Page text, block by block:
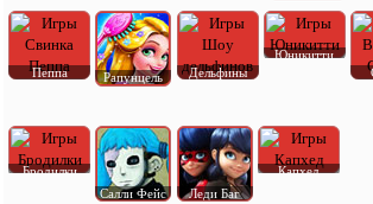
Пеппа Рапунцель Дельфины
Юникитти
Бродилки
Салли Фейс
Леди Баг
Капхед